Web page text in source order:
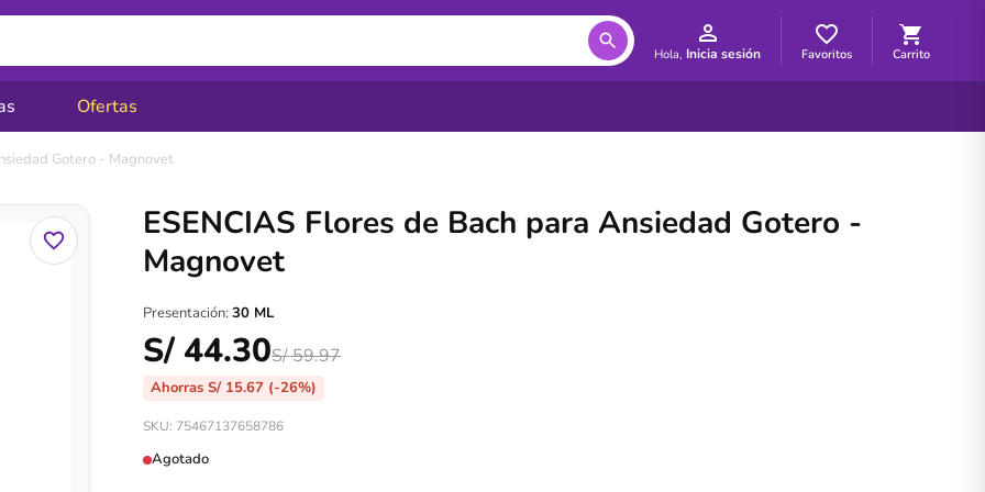
Hola, Inicia sesión Favoritos Carrito
Ofertas
Gotero - Magnovet
ESENCIAS Flores de Bach para Ansiedad Gotero -
Magnovet
S/ 44.30S/59.97
AhorrasS/ 15.67 (-26%)
SKU: 75467137658786
Presentación:30 ML
Agotado